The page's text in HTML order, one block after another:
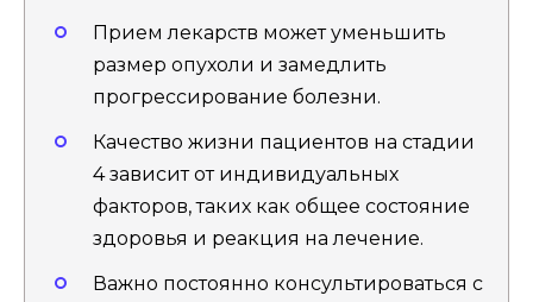
Прием лекарств может уменьшить
размер опухоли и замедлить
прогрессирование болезни.
Качество жизни пациентов на стадии
4 зависит от индивидуальных
факторов, таких как общее состояние
здоровья и реакция на лечение.
Важно постоянно консультироваться с